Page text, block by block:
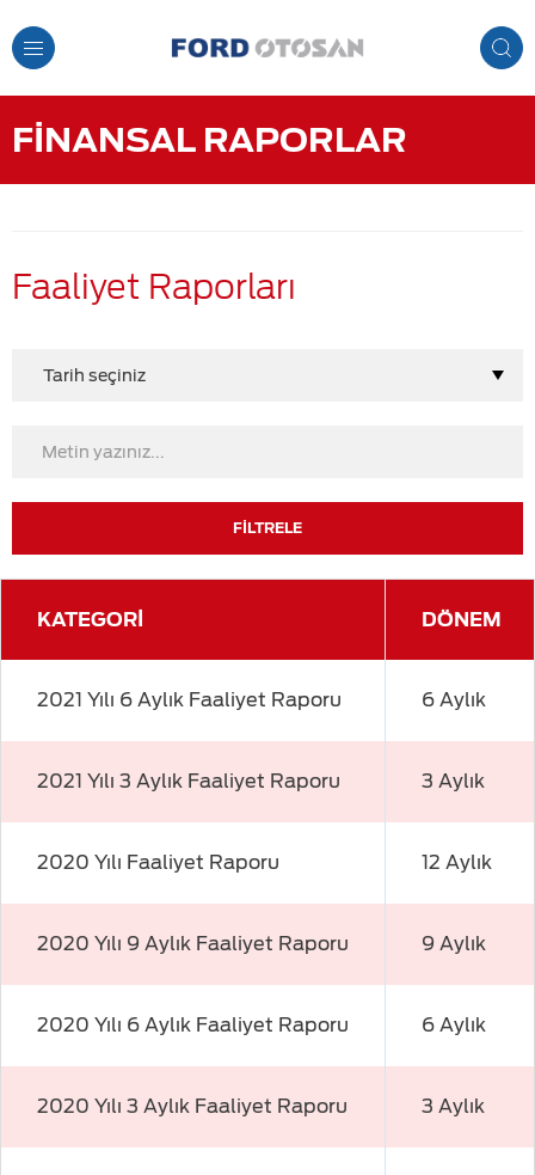
Toggle
Navigation
FİNANSAL RAPORLAR
Faaliyet Raporları
Tarih seçiniz
FİLTRELE
KATEGORİ DÖNEM
2021 Yılı 6 Aylık Faaliyet Raporu 6 Aylık
2021 Yılı 3 Aylık Faaliyet Raporu 3 Aylık
2020 Yılı Faaliyet Raporu 12 Aylık
2020 Yılı 9 Aylık Faaliyet Raporu 9 Aylık
2020 Yılı 6 Aylık Faaliyet Raporu 6 Aylık
2020 Yılı 3 Aylık Faaliyet Raporu 3 Aylık